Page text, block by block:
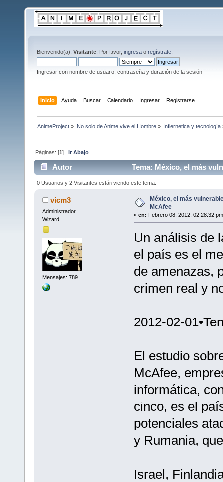
Bienvenido(a), Visitante . Por favor, ingresa o regístrate
Ingresar con nombre de usuario, contraseña y duración de la sesión
Inicio Ayuda Buscar Calendario Ingresar Registrarse
AnimeProject » No solo de Anime vive el Hombre» Infiernetica y tecnología
Páginas: [1]Ir Abajo
Autor Tema: México, el más
0 Usuarios y 2 Visitantes están viendo este tema.
vicm3
Administrador
Wizard
Mensajes: 789
México, el más
McAfee
« en: Febrero 08, 2012, 02:28:32
Un análisis de
el país es el
de amenazas,
crimen real y
2012-02-
El estudio
McAfee,
informática,
cinco, es el
potenciales
y Rumania,
Israel,